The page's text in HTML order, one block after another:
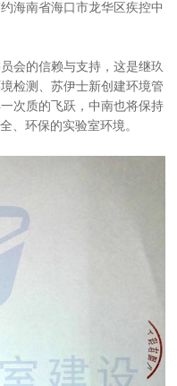
海南省海口市龙华区疾控中
的信赖与支持，这是继玖
检测、苏伊士新创建环境管
次质的飞跃，中南也将保持
、环保的实验室环境。